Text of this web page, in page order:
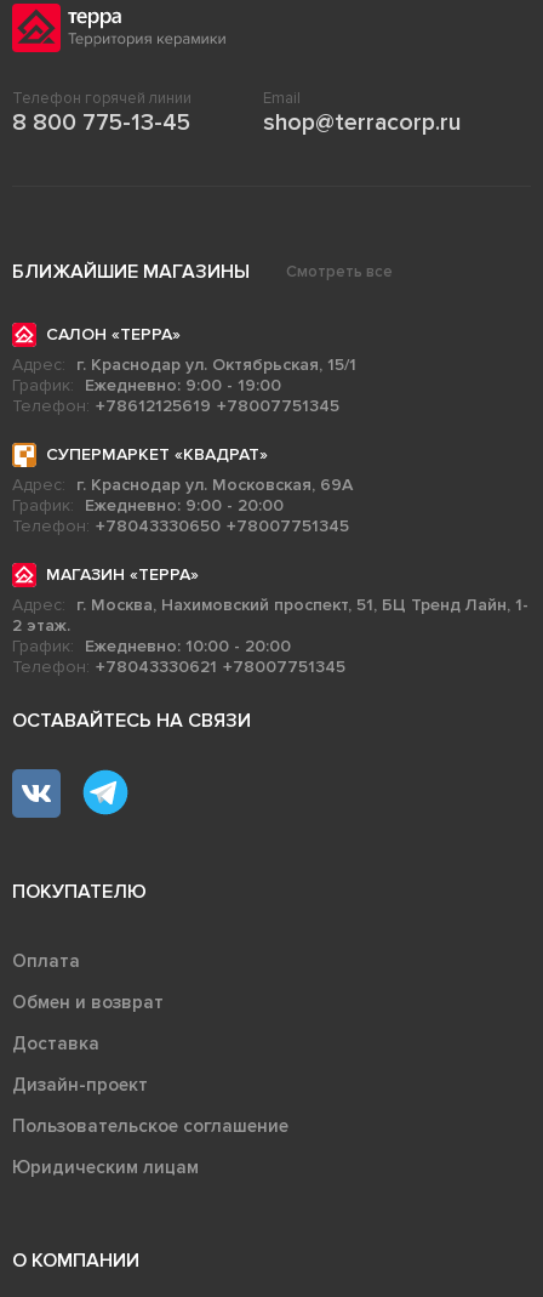
Телефон горячей линии
8 800 775-13-45
Email
shop@terracorp.ru
БЛИЖАЙШИЕ МАГАЗИНЫ Смотреть все
САЛОН «ТЕРРА»
Адрес:
г. Краснодар ул. Октябрьская, 15/1
График:
Ежедневно: 9:00 - 19:00
Телефон: +78612125619 +78007751345
СУПЕРМАРКЕТ «КВАДРАТ»
Адрес:
г. Краснодар ул. Московская, 69А
График:
Ежедневно: 9:00 - 20:00
Телефон: +78043330650 +78007751345
МАГАЗИН «ТЕРРА»
Адрес:
г. Москва, Нахимовский проспект, 51, БЦ Тренд Лайн, 1-
2 этаж.
График:
Ежедневно: 10:00 - 20:00
Телефон: +78043330621 +78007751345
ОСТАВАЙТЕСЬ НА СВЯЗИ
ПОКУПАТЕЛЮ
Оплата
Обмен и возврат
Доставка
Дизайн-проект
Пользовательское соглашение
Юридическим лицам
О КОМПАНИИ